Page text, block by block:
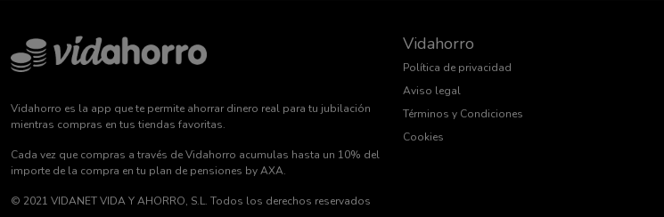
Vidahorro es la app que te permite ahorrar dinero real para tu jubilación
mientras compras en tus tiendas favoritas.
Cada vez que compras a través de Vidahorro acumulas hasta un 10% del
importe de la compra en tu plan de pensiones by AXA.
© 2021 VIDANET VIDA Y AHORRO, S.L. Todos los derechos reservados
Vidahorro
Política de privacidad
Aviso legal
Términos y Condiciones
Cookies